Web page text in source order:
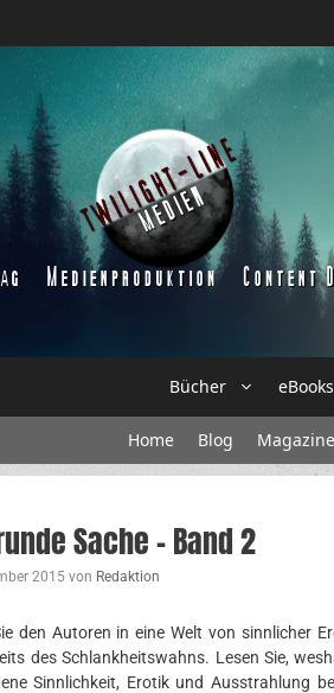
Bücher eBooks
Home Blog Magazine
Sache – Band 2
2015 von Redaktion
den Autoren in eine Welt von sinnlicher
des Schlankheitswahns. Lesen Sie,
Sinnlichkeit, Erotik und Ausstrahlung